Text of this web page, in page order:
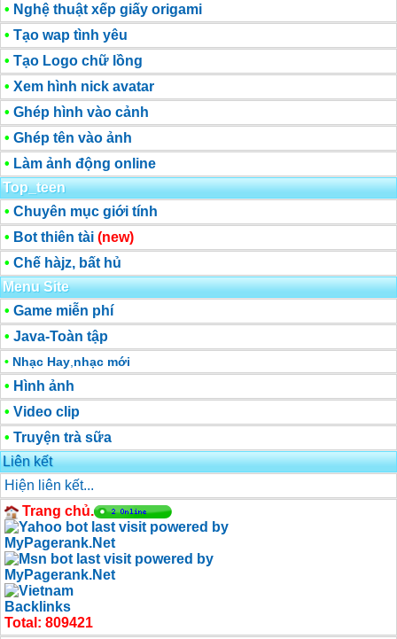
• Nghệ thuật xếp giấy origami
• Tạo wap tình yêu
• Tạo Logo chữ lồng
• Xem hình nick avatar
• Ghép hình vào cảnh
• Ghép tên vào ảnh
• Làm ảnh động online
Top_teen
• Chuyên mục giới tính
• Bot thiên tài (new)
• Chế hàjz, bất hủ
Menu Site
• Game miễn phí
• Java-Toàn tập
• Nhạc Hay nhạc mới
• Hình ảnh
• Video clip
• Truyện trà sữa
Liên kết
Hiện liên kết...
Trang chủ.
Total : 809421